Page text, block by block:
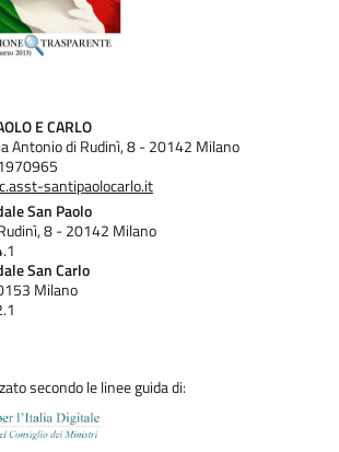
E CARLO
Antonio di Rudinì, 8 - 20142 Milano
santipaolocarlo.it
San Paolo
8 - 20142 Milano
San Carlo
Milano
secondo le linee guida di: